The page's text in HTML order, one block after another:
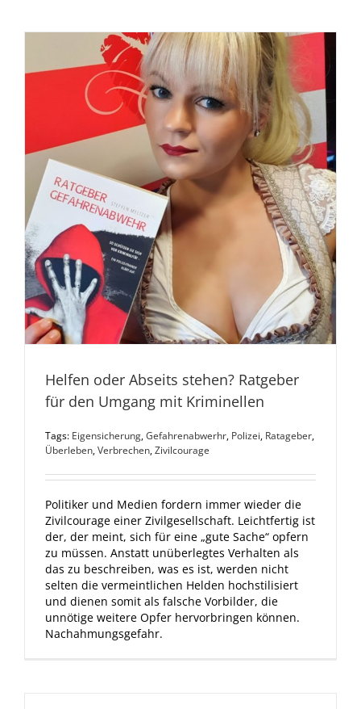
Helfen oder Abseits stehen? Ratgeber
für den Umgang mit Kriminellen
Tags: Eigensicherung,Gefahrenabwerhr, Polizei, Ratageber,
Überleben,Verbrechen,Zivilcourage
Politiker und Medien fordern immer wieder die
Zivilcourage einer Zivilgesellschaft. Leichtfertig ist
der, der meint, sich für eine „gute Sache“ opfern
zu müssen. Anstatt unüberlegtes Verhalten als
das zu beschreiben, was es ist, werden nicht
selten die vermeintlichen Helden hochstilisiert
und dienen somit als falsche Vorbilder, die
unnötige weitere Opfer hervorbringen können.
Nachahmungsgefahr.